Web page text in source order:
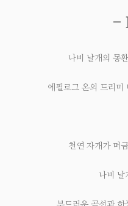
-
나비 날개의 몽
에필로그 온의 드리미
천연 자개가 머
나비 날